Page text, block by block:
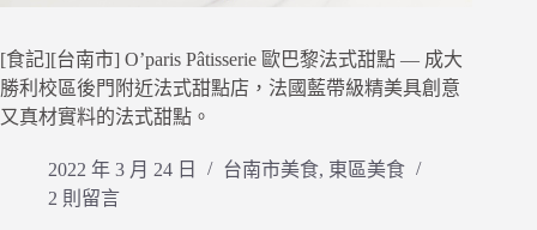
[食記][台南市] O’paris Pâtisserie 歐巴黎法式甜點 — 成大
勝利校區後門附近法式甜點店，法國藍帶級精美具創意
又真材實料的法式甜點。
2022 年 3 月 24 日 台南市美食, 東區美食
2 則留言